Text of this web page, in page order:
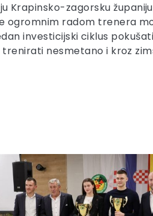
Krapinsko-zagorsku
ogromnim radom trenera
investicijski ciklus
nesmetano i kroz